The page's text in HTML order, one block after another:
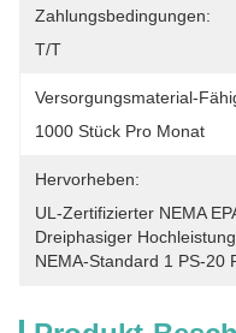
Zahlungsbedingungen:
T/T
Versorgungsmaterial-
1000 Stück Pro Monat
Hervorheben:
UL-Zertifizierter NEMA
Dreiphasiger
NEMA-Standard 1 PS-20